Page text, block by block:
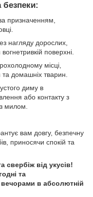
безпеки:
призначенням,
нагляду дорослих,
поверхні.
місці,
домашніх тварин.
диму в
або контакту з
милом.
вам довгу, безпечну
приносячи спокій та
свербіж від укусів!
та
в абсолютній